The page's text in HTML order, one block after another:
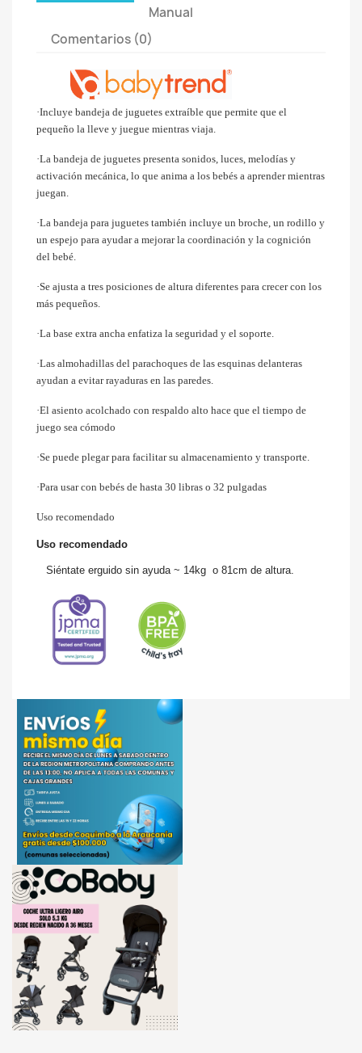
Manual
Comentarios (0)
·Incluye bandeja de juguetes extraíble que permite que el
pequeño la lleve y juegue mientras viaja.
·La bandeja de juguetes presenta sonidos, luces, melodías y
activación mecánica, lo que anima a los bebés a aprender mientras
juegan.
·La bandeja para juguetes también incluye un broche, un rodillo y
un espejo para ayudar a mejorar la coordinación y la cognición
del bebé.
·Se ajusta a tres posiciones de altura diferentes para crecer con los
más pequeños.
·La base extra ancha enfatiza la seguridad y el soporte.
·Las almohadillas del parachoques de las esquinas delanteras
ayudan a evitar rayaduras en las paredes.
·El asiento acolchado con respaldo alto hace que el tiempo de
juego sea cómodo
·Se puede plegar para facilitar su almacenamiento y transporte.
·Para usar con bebés de hasta 30 libras o 32 pulgadas
Uso recomendado
Uso recomendado
Siéntate erguido sin ayuda ~ 14kg o 81cm de altura.